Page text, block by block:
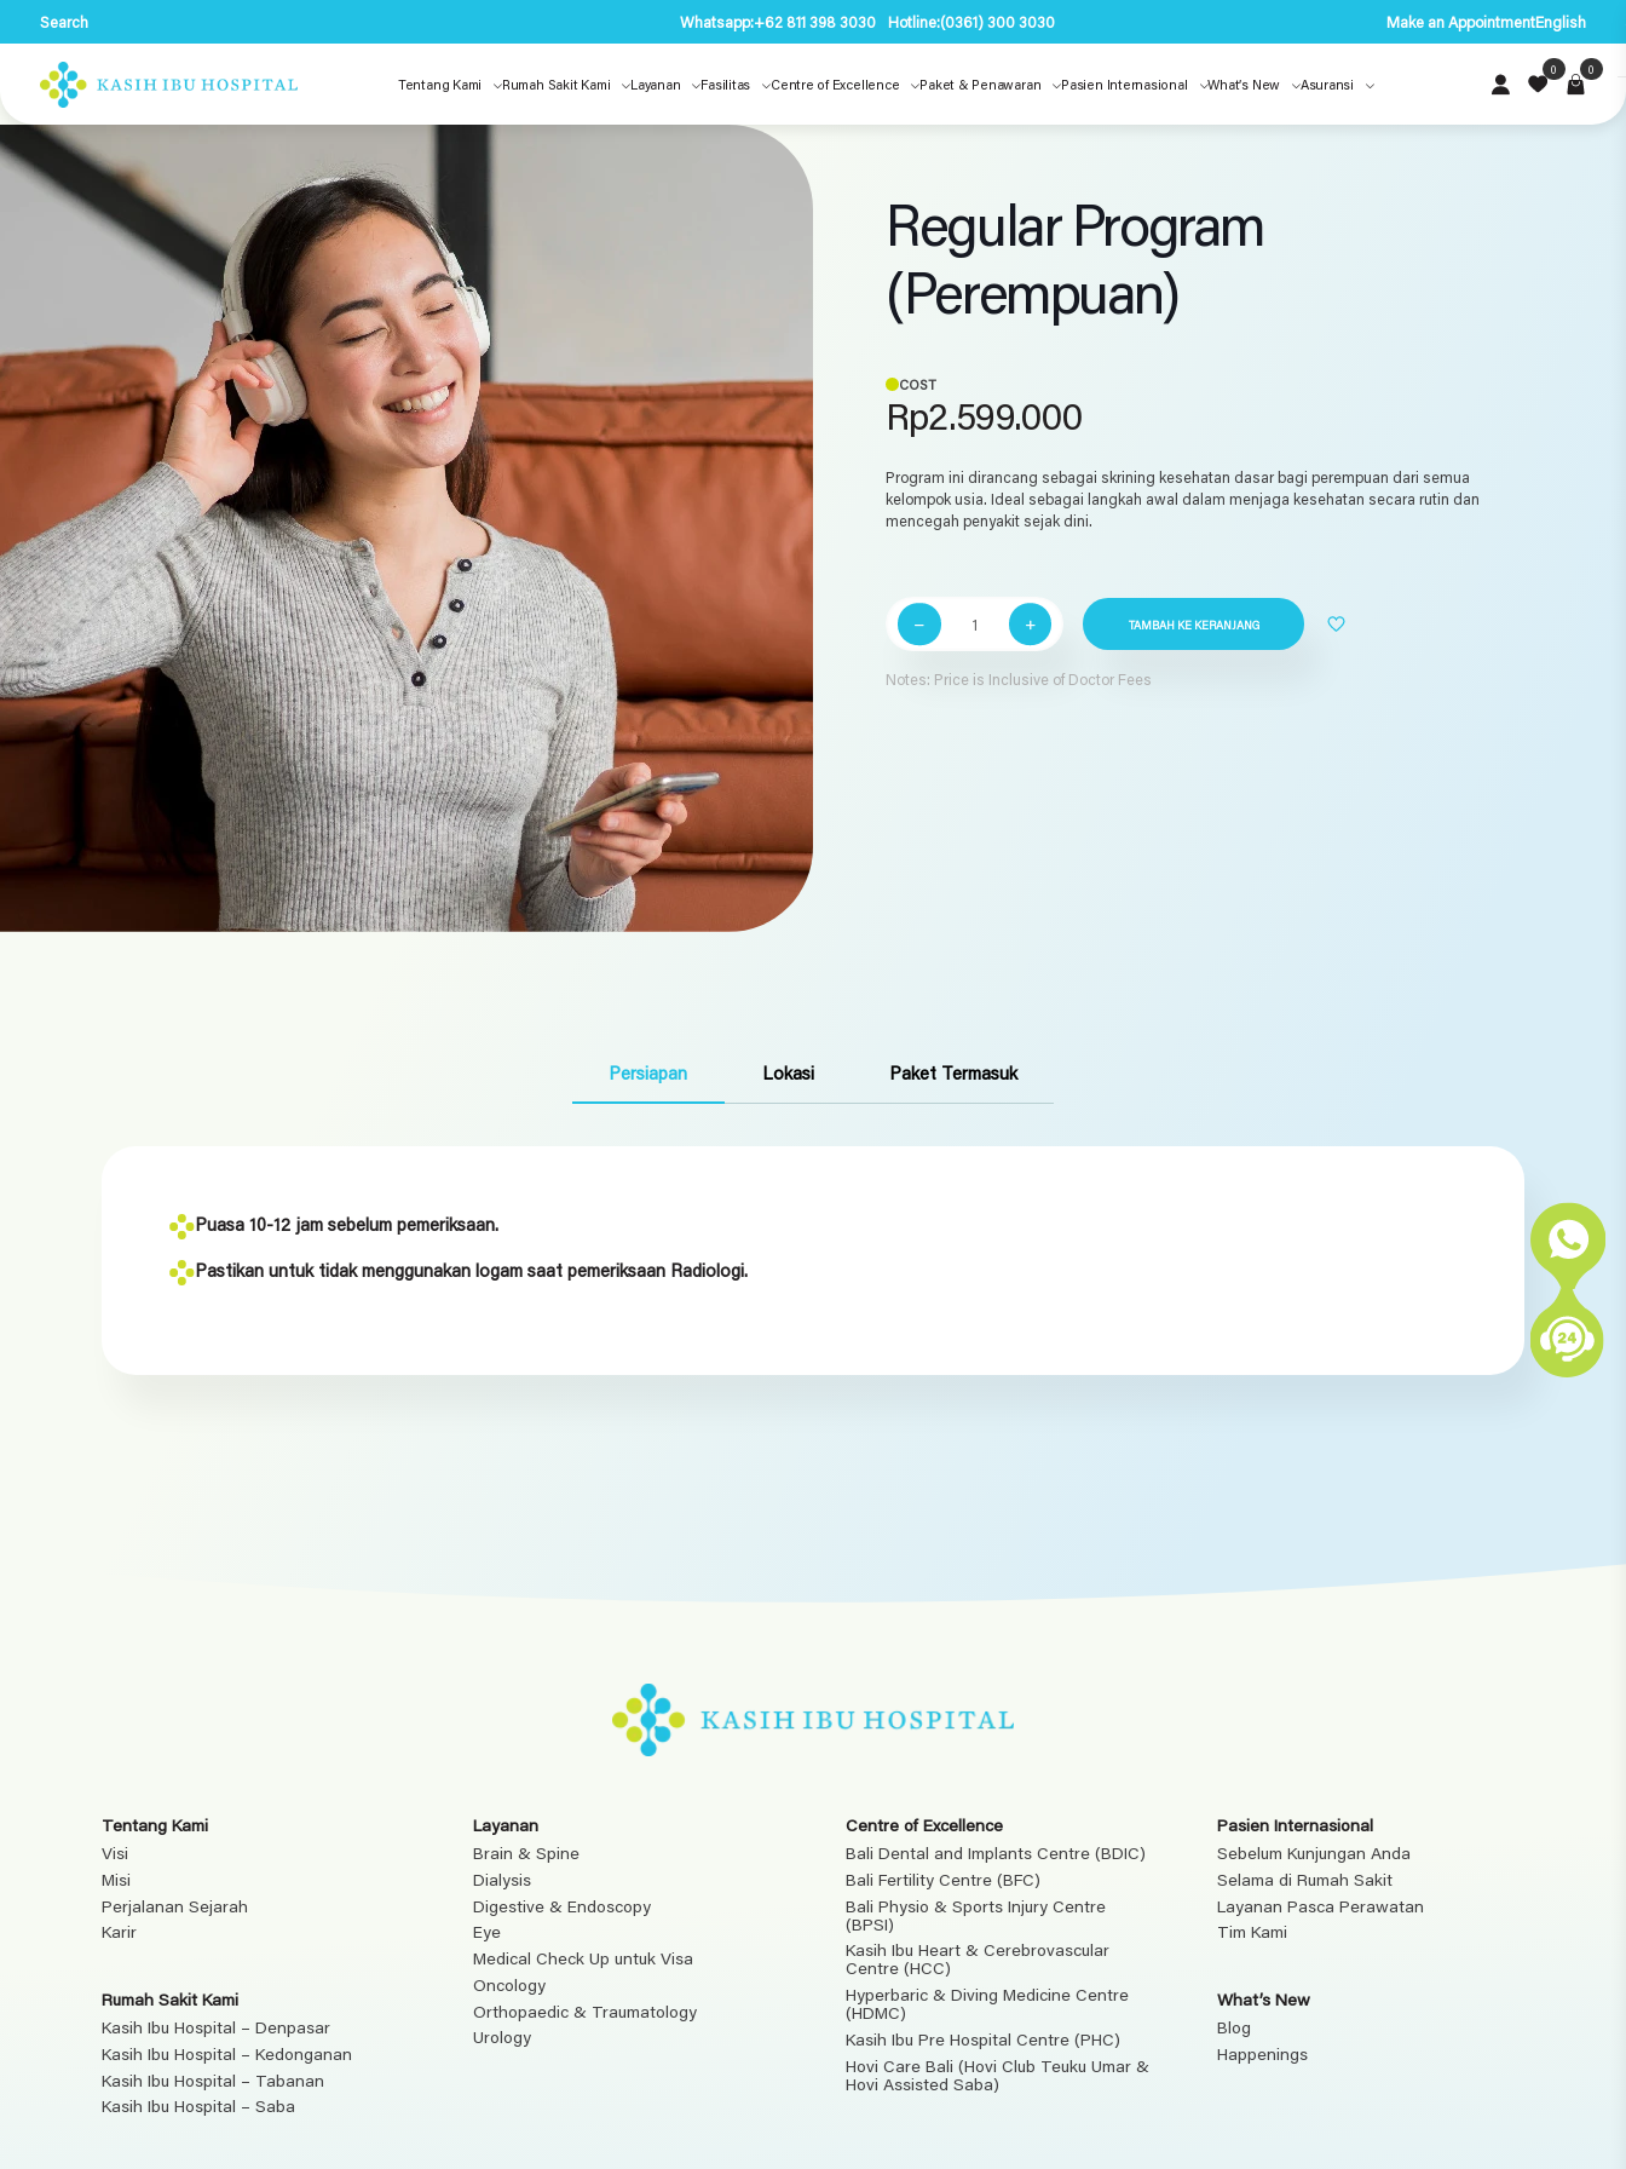
Search Whatsapp:+62 811 398 3030 Hotline:(0361) 300 3030 Make an AppointmentEnglish
Tentang Kami Rumah Sakit Kami Layanan Fasilitas Centre of Excellence Paket & Penawaran Pasien Internasional What’s New Asuransi
0 0
Regular Program
(Perempuan)
Program ini dirancang sebagai skrining kesehatan dasar bagi perempuan dari semua
kelompok usia. Ideal sebagai langkah awal dalam menjaga kesehatan secara rutin dan
mencegah penyakit sejak dini.
COST
Rp2.599.000
Kuantitas
Regular
Program
(Perempuan)
TAMBAH KE KERANJANG
Notes: Price is Inclusive of Doctor Fees
Persiapan Lokasi Paket Termasuk
Puasa 10-12 jam sebelum pemeriksaan.
Pastikan untuk tidak menggunakan logam saat pemeriksaan Radiologi.
Tentang Kami
Visi
Misi
Perjalanan Sejarah
Karir
Rumah Sakit Kami
Kasih Ibu Hospital – Denpasar
Kasih Ibu Hospital – Kedonganan
Kasih Ibu Hospital – Tabanan
Kasih Ibu Hospital – Saba
Layanan
Brain & Spine
Dialysis
Digestive & Endoscopy
Eye
Medical Check Up untuk Visa
Oncology
Orthopaedic & Traumatology
Urology
Centre of Excellence
Bali Dental and Implants Centre (BDIC)
Bali Fertility Centre (BFC)
Bali Physio & Sports Injury Centre
(BPSI)
Kasih Ibu Heart & Cerebrovascular
Centre (HCC)
Hyperbaric & Diving Medicine Centre
(HDMC)
Kasih Ibu Pre Hospital Centre (PHC)
Hovi Care Bali (Hovi Club Teuku Umar &
Hovi Assisted Saba)
Pasien Internasional
Sebelum Kunjungan Anda
Selama di Rumah Sakit
Layanan Pasca Perawatan
Tim Kami
What’s New
Blog
Happenings